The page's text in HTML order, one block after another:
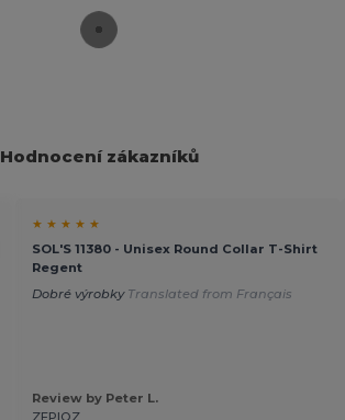
Hodnocení zákazníků
★ ★ ★ ★ ★
SOL'S 11380 - Unisex Round Collar T-Shirt
Regent
Dobré výrobky Translated from Français
Review by Peter L.